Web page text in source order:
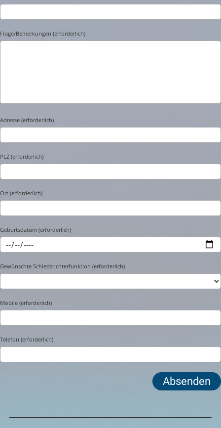
Frage/Bemerkungen (erforderlich)
Adresse (erforderlich)
PLZ (erforderlich)
Ort (erforderlich)
Geburtsdatum (erforderlich)
Gewünschte Schiedsrichterfunktion (erforderlich)
Mobile (erforderlich)
Telefon (erforderlich)